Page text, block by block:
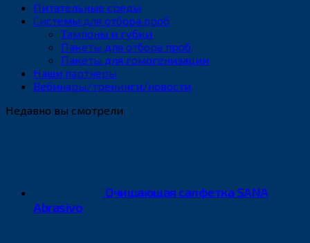
Питательные среды
Системы для отбора проб
Тампоны и губки
Пакеты для отбора проб
Пакеты для гомогенизации
Наши партнеры
Вебинары/тренинги/новости
Недавно вы смотрели
Очищающая салфетка SANA
Abrasivo